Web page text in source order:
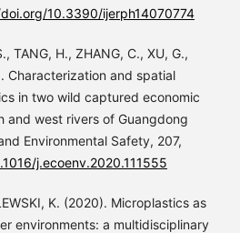
10.3390/ijerph14070774
TANG, H., ZHANG, C., XU, G.,
Characterization and spatial
in two wild captured economic
and west rivers of Guangdong
Environmental Safety, 207,
j.ecoenv.2020.111555
K. (2020). Microplastics as
environments: a multidisciplinary